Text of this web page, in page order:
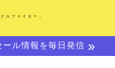
ルファイター」
ル情報を毎日発信